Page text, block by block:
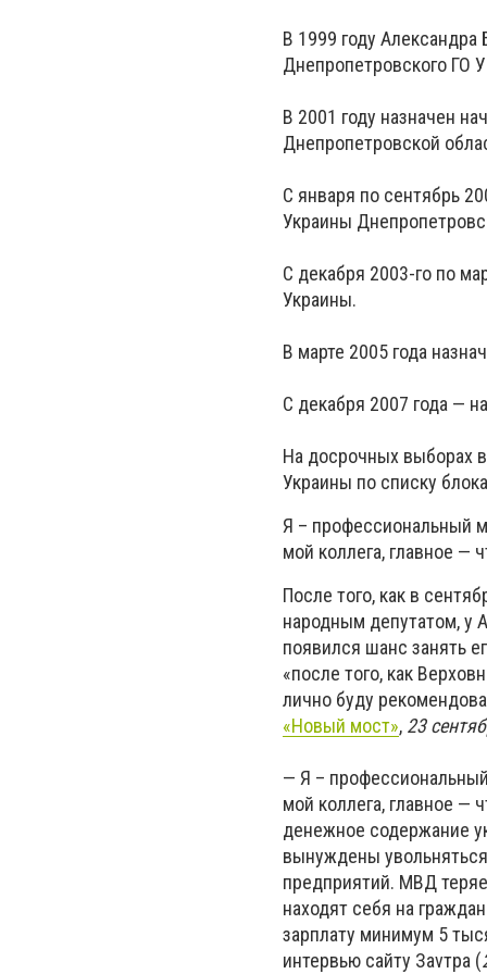
В 1999 году
Днепропетровского ГО
В 2001 году назначен
Днепропетровской
С января по сентябрь
Украины
С декабря 2003-го по
Украины.
В марте 2005 года
С декабря 2007 года —
На досрочных выборах
Украины по списку
Я – профессиональный
мой коллега, главное —
После того, как в
народным депутатом, у
появился шанс занять
«после того, как
лично буду
«Новый мост», 23
— Я –
мой коллега, главное —
денежное содержание
вынуждены
предприятий. МВД
находят себя на
зарплату минимум 5
интервью сайту Заvтра (